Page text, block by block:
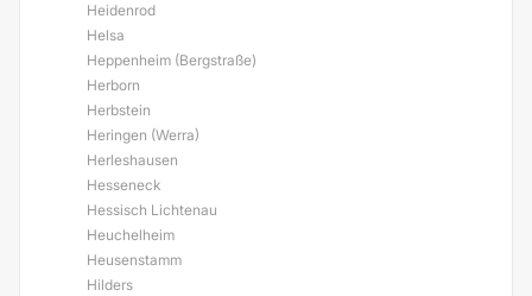
Heidenrod
Helsa
Heppenheim (Bergstraße)
Herborn
Herbstein
Heringen (Werra)
Herleshausen
Hesseneck
Hessisch Lichtenau
Heuchelheim
Heusenstamm
Hilders